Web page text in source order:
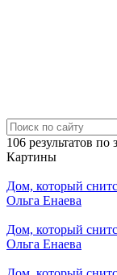
106 результатов по
Картины
Дом, который
Ольга Енаева
Дом, который
Ольга Енаева